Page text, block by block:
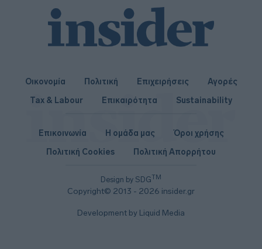
Οικονομία Πολιτική Επιχειρήσεις
Αγορές
Tax & Labour
Επικαιρότητα Sustainability
Design by SDGTM
Copyright© 2013 - 2026 insider.gr
Επικοινωνία Η ομάδα μας
Όροι χρήσης
Πολιτική Cookies
Πολιτική Απορρήτου
Development by Liquid Media